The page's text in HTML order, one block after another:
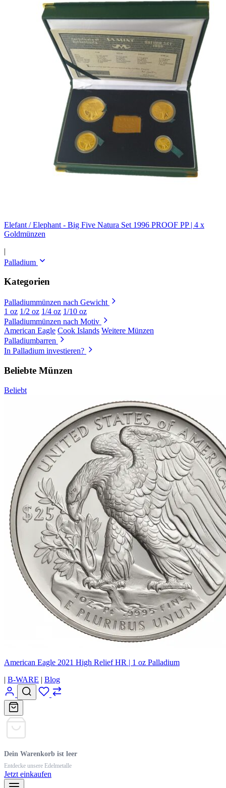
Elefant / Elephant - Big Five Natura Set 1996 PROOF PP | 4 x
Goldmünzen
|
Palladium
Kategorien
Palladiummünzen nach Gewicht
1 oz 1/2 oz 1/4 oz 1/10 oz
Palladiummünzen nach Motiv
American Eagle Cook Islands Weitere Münzen
Palladiumbarren
In Palladium investieren?
Beliebte Münzen
Beliebt
American Eagle 2021 High Relief HR | 1 oz Palladium
| B-WARE | Blog
Dein Warenkorb ist leer
Entdecke unsere Edelmetalle
Jetzt einkaufen